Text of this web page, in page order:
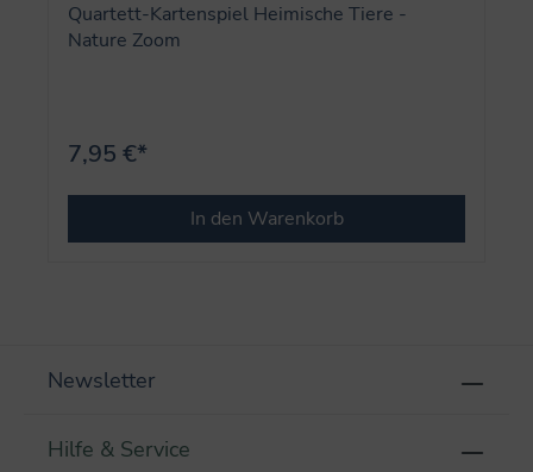
Quartett-Kartenspiel Heimische Tiere -
Nature Zoom
7,95 €*
In den Warenkorb
Newsletter
Hilfe & Service